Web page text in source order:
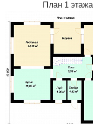
План 1 этажа